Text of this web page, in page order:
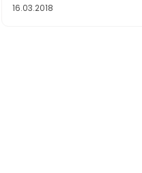
16.03.2018